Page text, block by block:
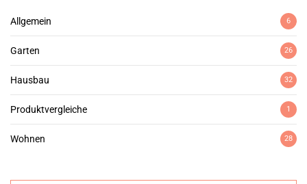
Allgemein 6
Garten 26
Hausbau 32
Produktvergleiche 1
Wohnen 28